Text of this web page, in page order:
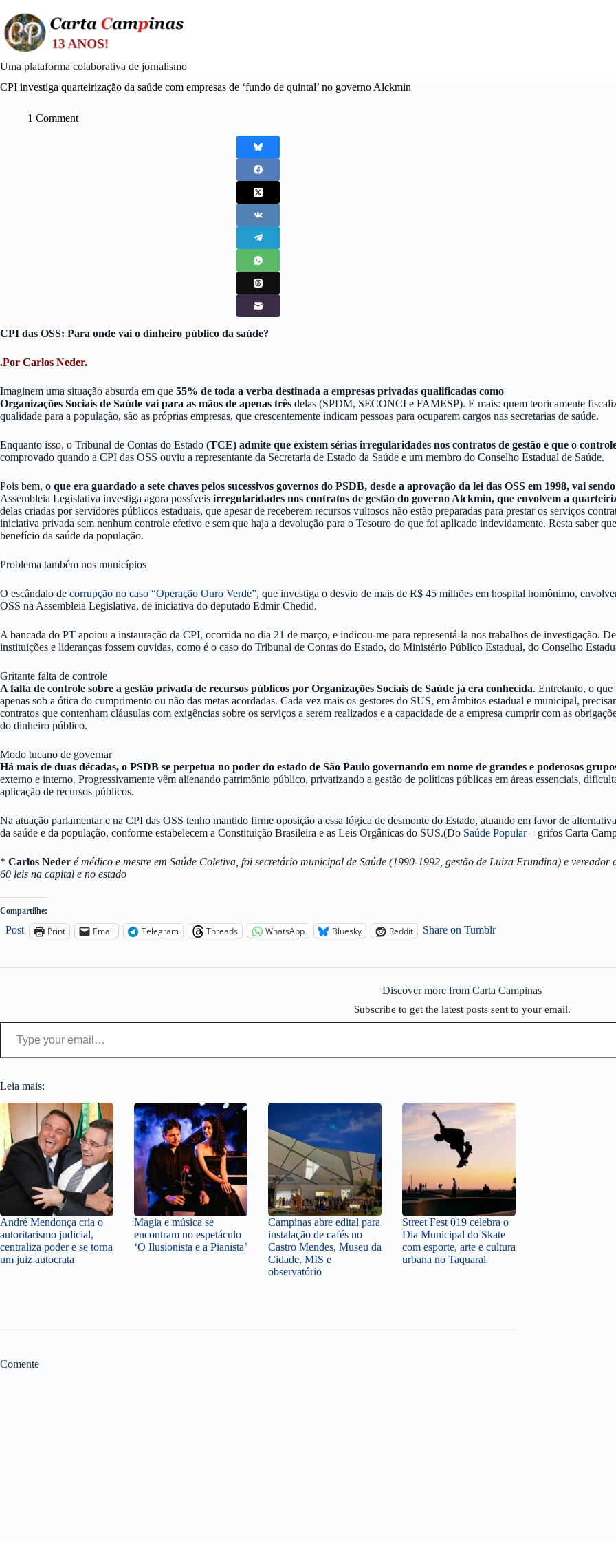
content
Uma plataforma colaborativa de jornalismo
CPI investiga quarteirização da saúde com empresas de ‘fundo de quintal’ no governo Alckmin
1 Comment
CPI das OSS: Para onde vai o dinheiro público da saúde?
.Por Carlos Neder.
Imaginem uma situação absurda em que 55% de toda a verba destinada a empresas privadas qualificadas como
Organizações Sociais de Saúde vai para as mãos de apenas três delas (SPDM, SECONCI e FAMESP). E mais: quem teoricamente
qualidade para a população, são as próprias empresas, que crescentemente indicam pessoas para ocuparem cargos nas secretarias de saúde.
Enquanto isso, o Tribunal de Contas do Estado (TCE) admite que existem sérias irregularidades nos contratos de gestão e que o
comprovado quando a CPI das OSS ouviu a representante da Secretaria de Estado da Saúde e um membro do Conselho Estadual de Saúde.
Pois bem, o que era guardado a sete chaves pelos sucessivos governos do PSDB, desde a aprovação da lei das OSS em 1998, vai
Assembleia Legislativa investiga agora possíveis irregularidades nos contratos de gestão do governo Alckmin, que envolvem a
delas criadas por servidores públicos estaduais, que apesar de receberem recursos vultosos não estão preparadas para prestar os serviços
iniciativa privada sem nenhum controle efetivo e sem que haja a devolução para o Tesouro do que foi aplicado indevidamente. Resta saber
benefício da saúde da população.
Problema também nos municípios
O escândalo de corrupção no caso “Operação Ouro Verde”, que investiga o desvio de mais de R$ 45 milhões em hospital homônimo,
OSS na Assembleia Legislativa, de iniciativa do deputado Edmir Chedid.
A bancada do PT apoiou a instauração da CPI, ocorrida no dia 21 de março, e indicou-me para representá-la nos trabalhos de investigação.
instituições e lideranças fossem ouvidas, como é o caso do Tribunal de Contas do Estado, do Ministério Público Estadual, do Conselho
Gritante falta de controle
A falta de controle sobre a gestão privada de recursos públicos por Organizações Sociais de Saúde já era conhecida. Entretanto, o
apenas sob a ótica do cumprimento ou não das metas acordadas. Cada vez mais os gestores do SUS, em âmbitos estadual e municipal,
contratos que contenham cláusulas com exigências sobre os serviços a serem realizados e a capacidade de a empresa cumprir com as
do dinheiro público.
Modo tucano de governar
Há mais de duas décadas, o PSDB se perpetua no poder do estado de São Paulo governando em nome de grandes e poderosos
externo e interno. Progressivamente vêm alienando patrimônio público, privatizando a gestão de políticas públicas em áreas essenciais,
aplicação de recursos públicos.
Na atuação parlamentar e na CPI das OSS tenho mantido firme oposição a essa lógica de desmonte do Estado, atuando em favor de
da saúde e da população, conforme estabelecem a Constituição Brasileira e as Leis Orgânicas do SUS.(Do Saúde Popular– grifos Carta
* Carlos Neder é médico e mestre em Saúde Coletiva, foi secretário municipal de Saúde (1990-1992, gestão de Luiza Erundina) e
60 leis na capital e no estado
Compartilhe:
Post Print Email Telegram Threads WhatsApp Bluesky Reddit Share on Tumblr
Discover more from Carta Campinas
Subscribe to get the latest posts sent to your email.
Type your email…
Leia mais:
André Mendonça cria o
autoritarismo judicial,
centraliza poder e se torna
um juiz autocrata
Magia e música se
encontram no espetáculo
‘O Ilusionista e a Pianista’
Campinas abre edital para
instalação de cafés no
Castro Mendes, Museu da
Cidade, MIS e
observatório
Street Fest 019 celebra o
Dia Municipal do Skate
com esporte, arte e cultura
urbana no Taquaral
Comente